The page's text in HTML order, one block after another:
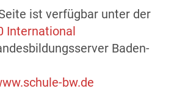
ist verfügbar unter der
International
Baden-
bw.de